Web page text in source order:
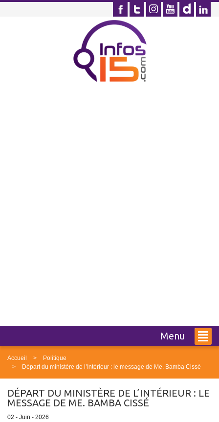
Menu
Accueil
Politique
Départ du ministère de l’Intérieur : le message de Me. Bamba Cissé
DÉPART DU MINISTÈRE DE L’INTÉRIEUR : LE
MESSAGE DE ME. BAMBA CISSÉ
02 - Juin - 2026